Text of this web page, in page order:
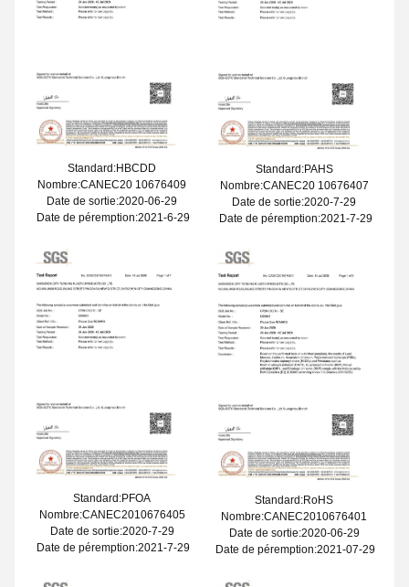
Standard:HBCDD
Nombre:CANEC20 10676409
Date de sortie:2020-06-29
Date de péremption:2021-6-29
Standard:PAHS
Nombre:CANEC20 10676407
Date de sortie:2020-7-29
Date de péremption:2021-7-29
Standard:PFOA
Nombre:CANEC2010676405
Date de sortie:2020-7-29
Date de péremption:2021-7-29
Standard:RoHS
Nombre:CANEC2010676401
Date de sortie:2020-06-29
Date de péremption:2021-07-29